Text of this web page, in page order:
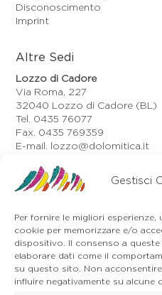
Gestisci
Per fornire le migliori
cookie per memorizzare e/o
dispositivo. Il consenso a
elaborare dati come il
su questo sito. Non
influire negativamente su alcune
Disconoscimento
Imprint
Altre Sedi
Lozzo di Cadore
Via Roma, 227
32040 Lozzo di Cadore (BL)
Tel. 0435 76077
Fax. 0435 769359
E-mail. lozzo@dolomitica.it
Auronzo di Cadore
Via Unione, 21/B
32041 Auronzo di Cadore (BL)
E-mail. auronzo@dolomitica.it
Cortina d'Ampezzo
32043 Cortina d'Ampezzo
Tel. 0436 4127
E-mail. pieve@dolomitica.it